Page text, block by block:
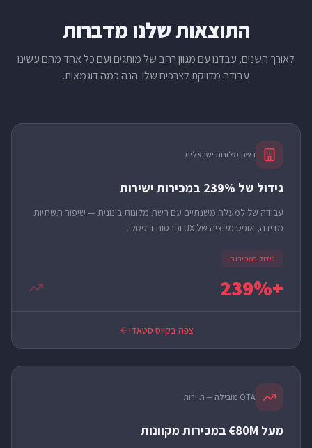
התוצאות שלנו מדברות
לאורך השנים, עבדנו עם מגוון רחב של מותגים ועם כל אחד מהם עשינו
עבודה מדויקת לצרכים שלו. הנה כמה דוגמאות.
רשת מלונות ישראלית
גידול של 239% במכירות ישירות
עבודה של למעלה משנתיים עם רשת מלונות בינונית — שיפור תשתיות
מדידה, אופטימיזציה של UX ופרסום דיגיטלי.
גידול במכירות
+239%
צפה בקייס סטאדי
OTA מובילה — תיירות
מעל 80M€ במכירות מקוונות